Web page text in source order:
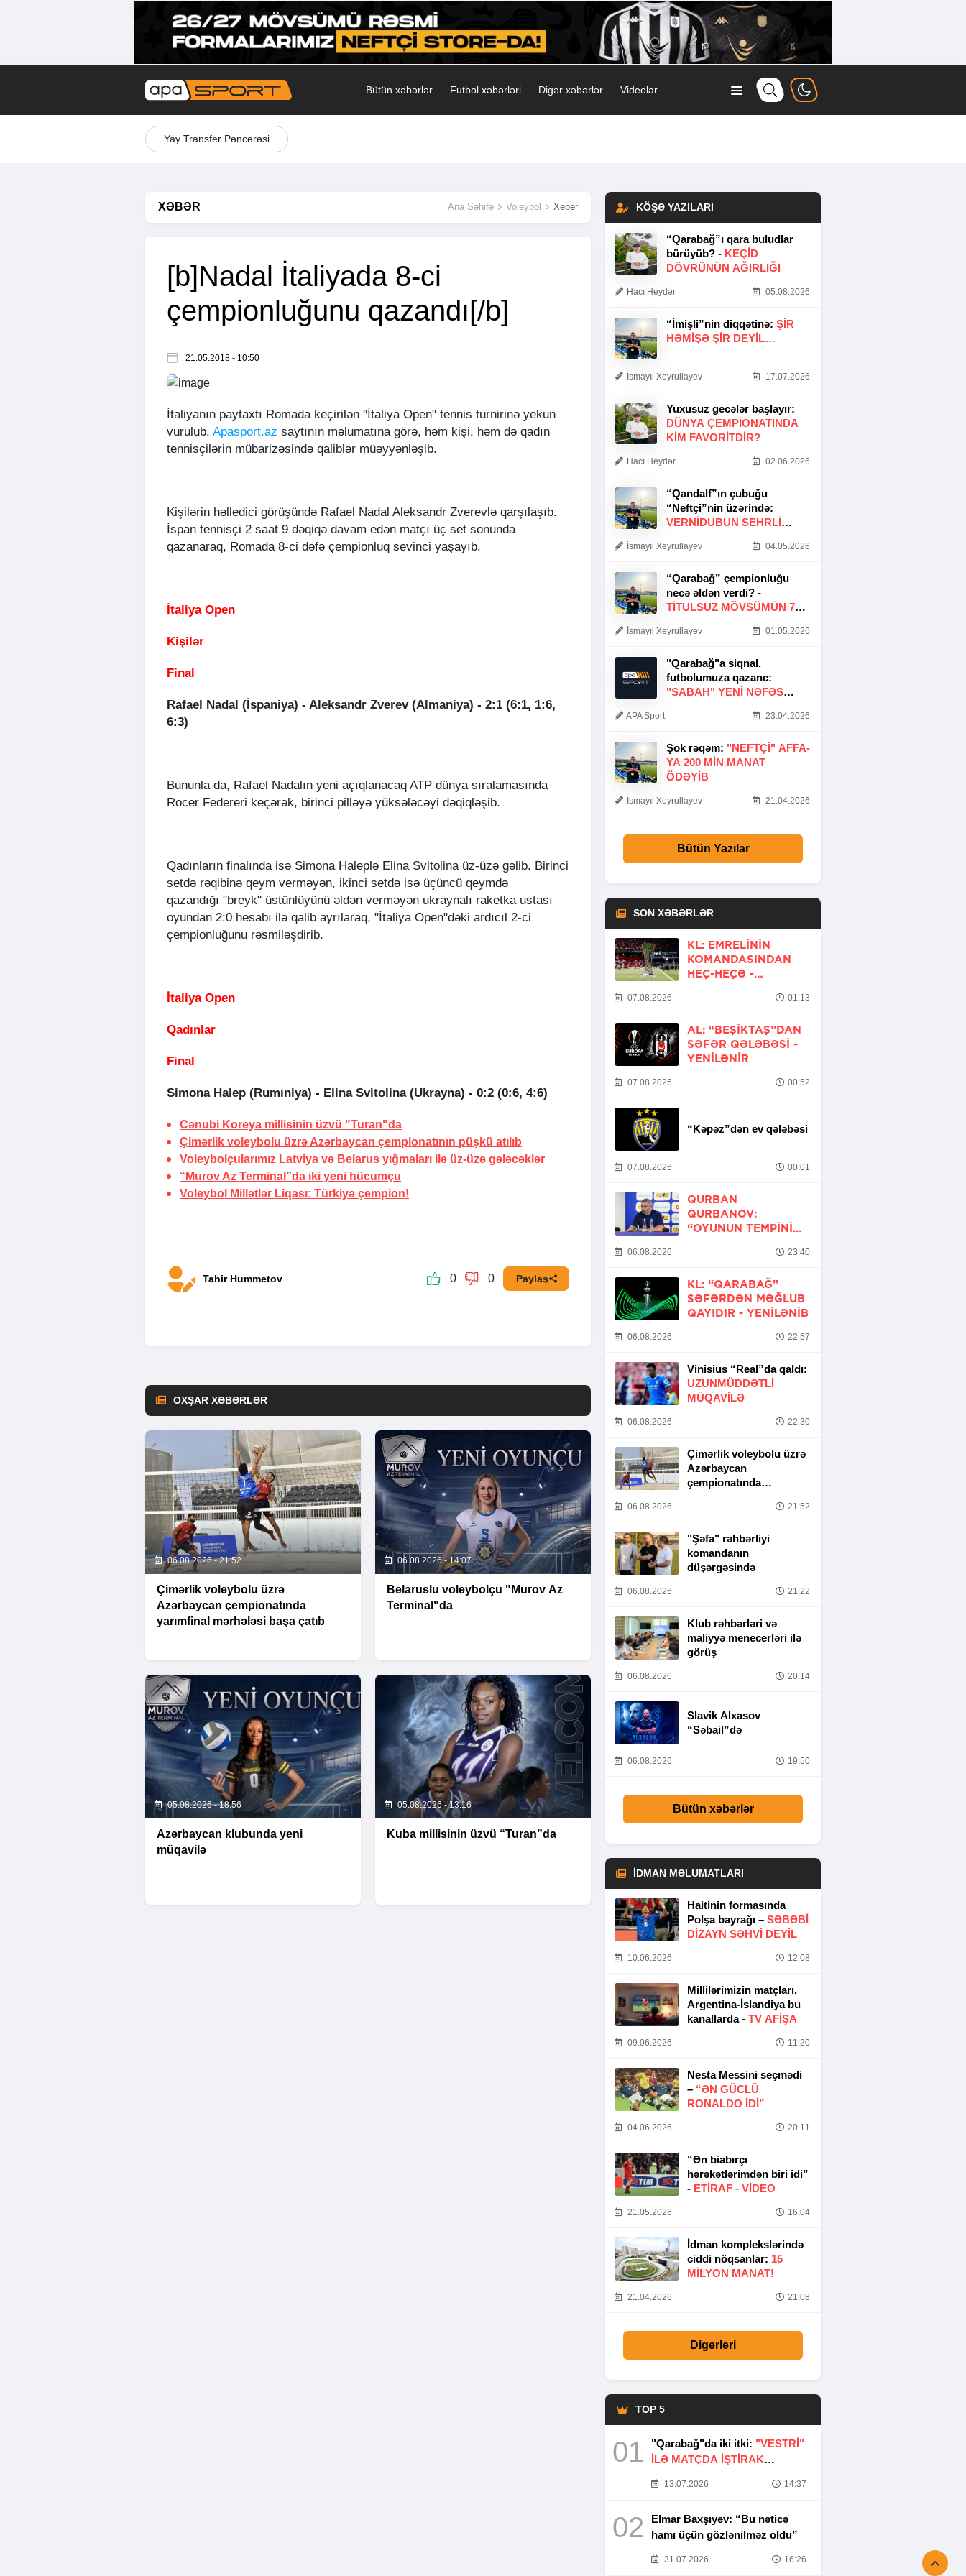
Bütün xəbərlər Futbol xəbərləri Digər xəbərlər Videolar
Yay Transfer Pəncərəsi
XƏBƏR Ana Səhifə Voleybol Xəbər
[b]Nadal İtaliyada 8-ci
çempionluğunu qazandı[/b]
21.05.2018 - 10:50
İtaliyanın paytaxtı Romada keçirilən "İtaliya Open" tennis turnirinə yekun
vurulub. Apasport.az saytının məlumatına görə, həm kişi, həm də qadın
tennisçilərin mübarizəsində qaliblər müəyyənləşib.
Kişilərin həlledici görüşündə Rafael Nadal Aleksandr Zverevlə qarşılaşıb.
İspan tennisçi 2 saat 9 dəqiqə davam edən matçı üç set sonunda
qazanaraq, Romada 8-ci dəfə çempionluq sevinci yaşayıb.
İtaliya Open
Kişilər
Final
Rafael Nadal (İspaniya) - Aleksandr Zverev (Almaniya) - 2:1 (6:1, 1:6,
6:3)
Bununla da, Rafael Nadalın yeni açıqlanacaq ATP dünya sıralamasında
Rocer Federeri keçərək, birinci pilləyə yüksələcəyi dəqiqləşib.
Qadınların finalında isə Simona Haleplə Elina Svitolina üz-üzə gəlib. Birinci
setdə rəqibinə qeym verməyən, ikinci setdə isə üçüncü qeymdə
qazandığı "breyk" üstünlüyünü əldən verməyən ukraynalı raketka ustası
oyundan 2:0 hesabı ilə qalib ayrılaraq, "İtaliya Open"dəki ardıcıl 2-ci
çempionluğunu rəsmiləşdirib.
İtaliya Open
Qadınlar
Final
Simona Halep (Rumıniya) - Elina Svitolina (Ukrayna) - 0:2 (0:6, 4:6)
Cənubi Koreya millisinin üzvü "Turan"da
Çimərlik voleybolu üzrə Azərbaycan çempionatının püşkü atılıb
Voleybolçularımız Latviya və Belarus yığmaları ilə üz-üzə gələcəklər
“Murov Az Terminal”da iki yeni hücumçu
Voleybol Millətlər Liqası: Türkiyə çempion!
Tahir Hummetov 0 0 Paylaş
OXŞAR XƏBƏRLƏR
06.08.2026 - 21:52
Çimərlik voleybolu üzrə
Azərbaycan çempionatında
yarımfinal mərhələsi başa çatıb
06.08.2026 - 14:07
Belaruslu voleybolçu "Murov Az
Terminal"da
05.08.2026 - 18:56
Azərbaycan klubunda yeni
müqavilə
05.08.2026 - 13:16
Kuba millisinin üzvü “Turan”da
KÖŞƏ YAZILARI
“Qarabağ”ı qara buludlar
bürüyüb? - KEÇID
DÖVRÜNÜN AĞIRLIĞI
Hacı Heydər 05.08.2026
“İmişli”nin diqqətinə: ŞIR
HƏMIŞƏ ŞIR DEYIL…
İsmayıl Xeyrullayev 17.07.2026
Yuxusuz gecələr başlayır:
DÜNYA ÇEMPIONATINDA
KIM FAVORITDIR?
Hacı Heydər 02.06.2026
“Qandalf”ın çubuğu
“Neftçi”nin üzərində:
VERNİDUBUN SEHRLİ
İsmayıl Xeyrullayev 04.05.2026
“Qarabağ” çempionluğu
necə əldən verdi? -
TITULSUZ MÖVSÜMÜN 7
İsmayıl Xeyrullayev 01.05.2026
"Qarabağ"a siqnal,
futbolumuza qazanc:
"SABAH" YENI NƏFƏS
APA Sport 23.04.2026
Şok rəqəm: "NEFTÇI" AFFA-
YA 200 MIN MANAT
ÖDƏYIB
İsmayıl Xeyrullayev 21.04.2026
Bütün Yazılar
SON XƏBƏRLƏR
KL: EMRELININ
KOMANDASINDAN
HEÇ-HEÇƏ -
07.08.2026 01:13
AL: “BEŞIKTAŞ”DAN
SƏFƏR QƏLƏBƏSI -
YENİLƏNİR
07.08.2026 00:52
“Kəpəz”dən ev qələbəsi
07.08.2026 00:01
QURBAN
QURBANOV:
“OYUNUN TEMPINI
06.08.2026 23:40
KL: “QARABAĞ”
SƏFƏRDƏN MƏĞLUB
QAYIDIR - YENİLƏNİB
06.08.2026 22:57
Vinisius “Real”da qaldı:
UZUNMÜDDƏTLİ
MÜQAVİLƏ
06.08.2026 22:30
Çimərlik voleybolu üzrə
Azərbaycan
çempionatında
06.08.2026 21:52
"Şəfa" rəhbərliyi
komandanın
düşərgəsində
06.08.2026 21:22
Klub rəhbərləri və
maliyyə menecerləri ilə
görüş
06.08.2026 20:14
Slavik Alxasov
“Səbail”də
06.08.2026 19:50
Bütün xəbərlər
İDMAN MƏLUMATLARI
Haitinin formasında
Polşa bayrağı – SƏBƏBI
DIZAYN SƏHVI DEYIL
10.06.2026 12:08
Millilərimizin matçları,
Argentina-İslandiya bu
kanallarda - TV AFİŞA
09.06.2026 11:20
Nesta Messini seçmədi
– “ƏN GÜCLÜ
RONALDO IDI”
04.06.2026 20:11
“Ən biabırçı
hərəkətlərimdən biri idi”
- ETIRAF - VİDEO
21.05.2026 16:04
İdman komplekslərində
ciddi nöqsanlar: 15
MILYON MANAT!
21.04.2026 21:08
Digərləri
TOP 5
01 "Qarabağ"da iki itki: "VESTRİ"
İLƏ MATÇDA İŞTİRAK
13.07.2026 14:37
02
Elmar Baxşıyev: “Bu nəticə
hamı üçün gözlənilməz oldu”
31.07.2026 16:26